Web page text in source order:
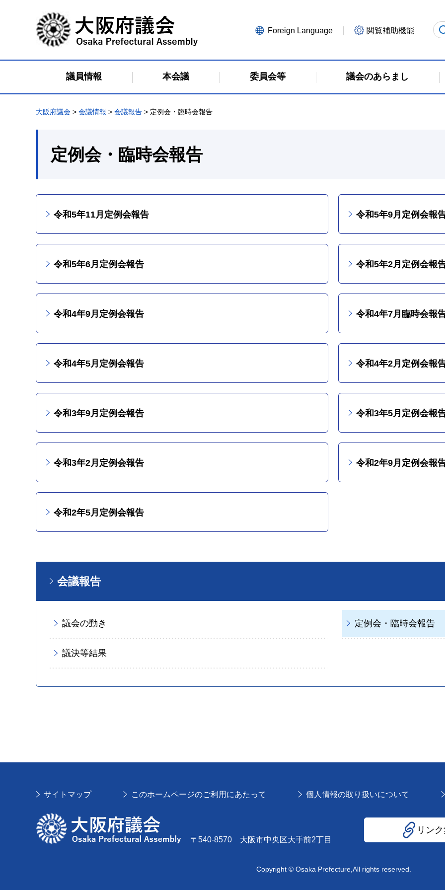
大阪府議会
Foreign Language 閲覧補助機能
議員情報 本会議 委員会等 議会のあらまし
大阪府議会 > 会議情報 > 会議報告 > 定例会・臨時会報告
定例会・臨時会報告
令和5年11月定例会報告 令和5年9月定例会報
令和5年6月定例会報告 令和5年2月定例会報
令和4年9月定例会報告 令和4年7月臨時会報
令和4年5月定例会報告 令和4年2月定例会報
令和3年9月定例会報告 令和3年5月定例会報
令和3年2月定例会報告 令和2年9月定例会報
令和2年5月定例会報告
会議報告
議会の動き 定例会・臨時会報告
議決等結果
サイトマップ このホームページのご利用にあたって 個人情報の取り扱いについて
大阪府議会
〒540-8570 大阪市中央区大手前2丁目
リン
Copyright © Osaka Prefecture,All rights reserved.